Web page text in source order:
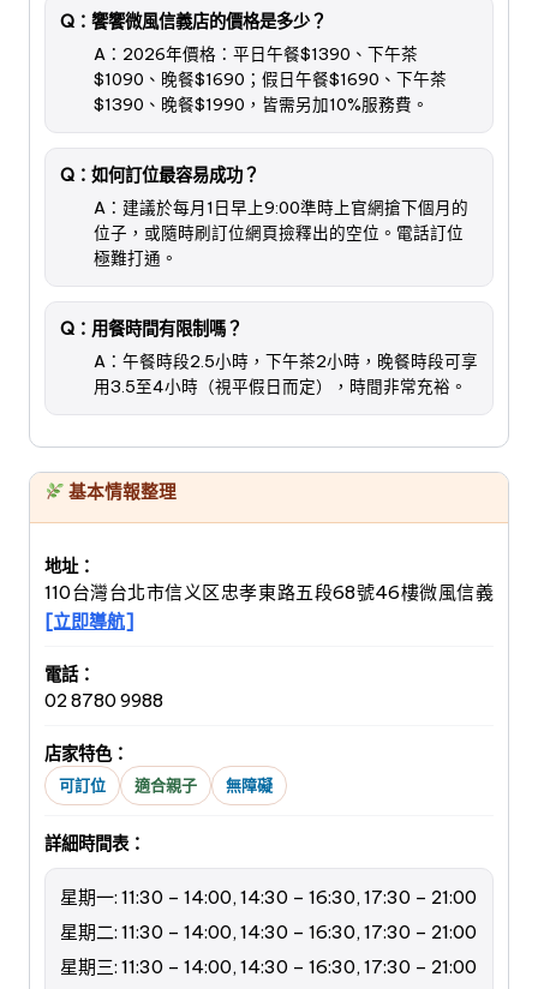
Q：饗饗微風信義店的價格是多少？
A：2026年價格：平日午餐$1390、下午茶
$1090、晚餐$1690；假日午餐$1690、下午茶
$1390、晚餐$1990，皆需另加10%服務費。
Q：如何訂位最容易成功？
A：建議於每月1日早上9:00準時上官網搶下個月的
位子，或隨時刷訂位網頁撿釋出的空位。電話訂位
極難打通。
Q：用餐時間有限制嗎？
A：午餐時段2.5小時，下午茶2小時，晚餐時段可享
用3.5至4小時（視平假日而定），時間非常充裕。
基本情報整理
地址：
110台灣台北市信义区忠孝東路五段68號46樓微風信義
[立即導航]
電話：
02 8780 9988
店家特色：
可訂位 適合親子 無障礙
詳細時間表：
星期一: 11:30 – 14:00, 14:30 – 16:30, 17:30 – 21:00
星期二: 11:30 – 14:00, 14:30 – 16:30, 17:30 – 21:00
星期三: 11:30 – 14:00, 14:30 – 16:30, 17:30 – 21:00